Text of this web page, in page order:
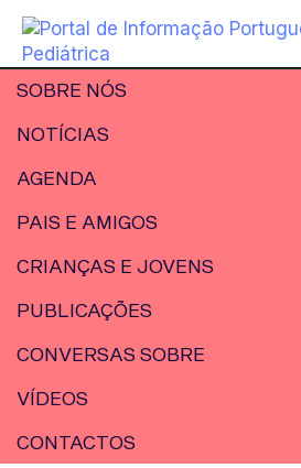
SOBRE NÓS
NOTÍCIAS
AGENDA
PAIS E AMIGOS
CRIANÇAS E JOVENS
PUBLICAÇÕES
CONVERSAS SOBRE
VÍDEOS
CONTACTOS